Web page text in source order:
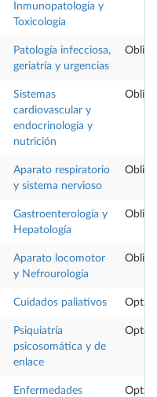
Inmunopatología y
Toxicología
Patología infecciosa,
geriatría y urgencias
Sistemas
cardiovascular y
endocrinología y
nutrición
Aparato respiratorio
y sistema nervioso
Gastroenterología y
Hepatología
Aparato locomotor
y Nefrourología
Cuidados paliativos
Psiquiatría
psicosomática y de
enlace
Enfermedades